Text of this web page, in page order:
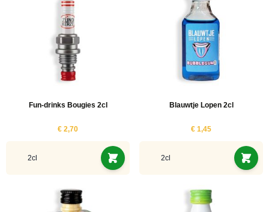
Fun-drinks Bougies 2cl
€ 2,70
2cl
Blauwtje Lopen 2cl
€ 1,45
2cl